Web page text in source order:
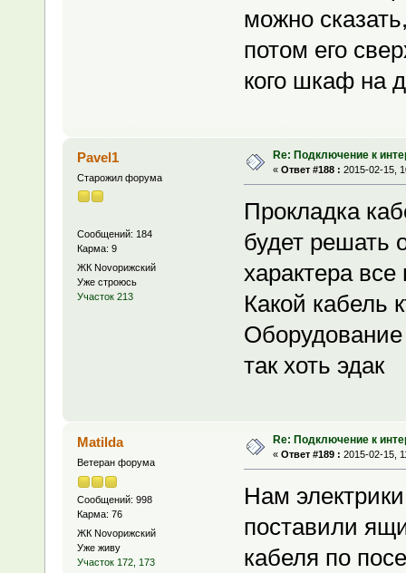
можно
потом его
кого шкаф на
Pavel1
Старожил форума
Сообщений: 184
Карма: 9
ЖК Novoрижский
Уже строюсь
Участок 213
Re: Подключение к
« Ответ #188 : 2015-02-15,
Прокладка
будет решать
характера
Какой кабель
Оборудование
так хоть эдак
Matilda
Ветеран форума
Сообщений: 998
Карма: 76
ЖК Novoрижский
Уже живу
Участок 172, 173
Re: Подключение к
« Ответ #189 : 2015-02-15,
Нам
поставили
кабеля по